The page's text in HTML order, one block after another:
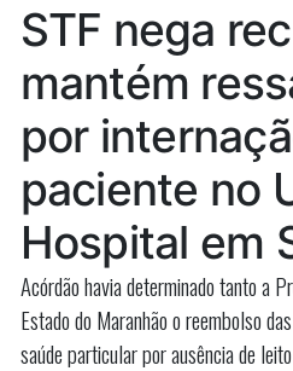
Brasil
na
Câmara”
STF nega
mantém
por
paciente no
Hospital em
Acórdão havia determinado tanto a
Estado do Maranhão o reembolso
saúde particular por ausência de